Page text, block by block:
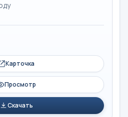
Карточка
Просмотр
Скачать